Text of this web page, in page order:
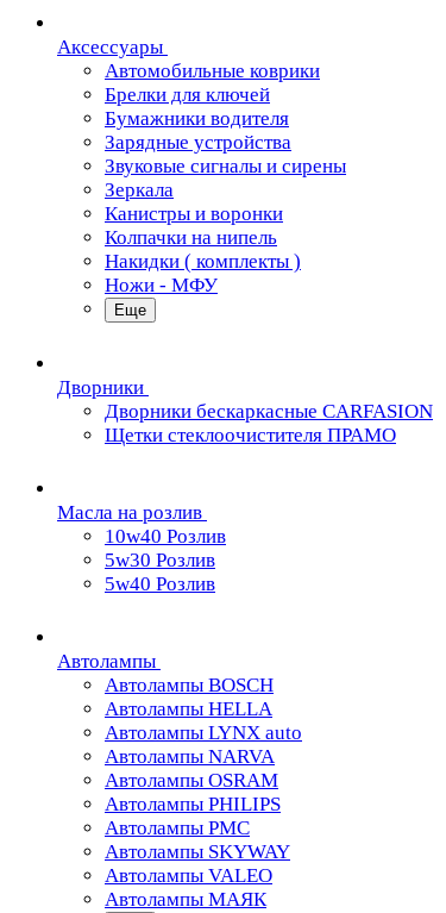
Аксессуары
Автомобильные коврики
Брелки для ключей
Бумажники водителя
Зарядные устройства
Звуковые сигналы и сирены
Зеркала
Канистры и воронки
Колпачки на нипель
Накидки ( комплекты )
Ножи - МФУ
Еще
Дворники
Дворники бескаркасные CARFASION
Щетки стеклоочистителя ПРАМО
Масла на розлив
10w40 Розлив
5w30 Розлив
5w40 Розлив
Автолампы
Автолампы BOSCH
Автолампы HELLA
Автолампы LYNX auto
Автолампы NARVA
Автолампы OSRAM
Автолампы PHILIPS
Автолампы PMC
Автолампы SKYWAY
Автолампы VALEO
Автолампы МАЯК